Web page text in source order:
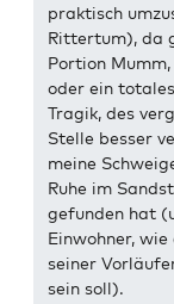
praktisch
Rittertum), da
Portion
oder ein
Tragik, des
Stelle besser
meine
Ruhe im
gefunden hat
Einwohner,
seiner
sein soll).